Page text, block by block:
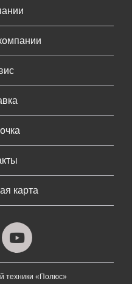
карта
техники «Полюс»